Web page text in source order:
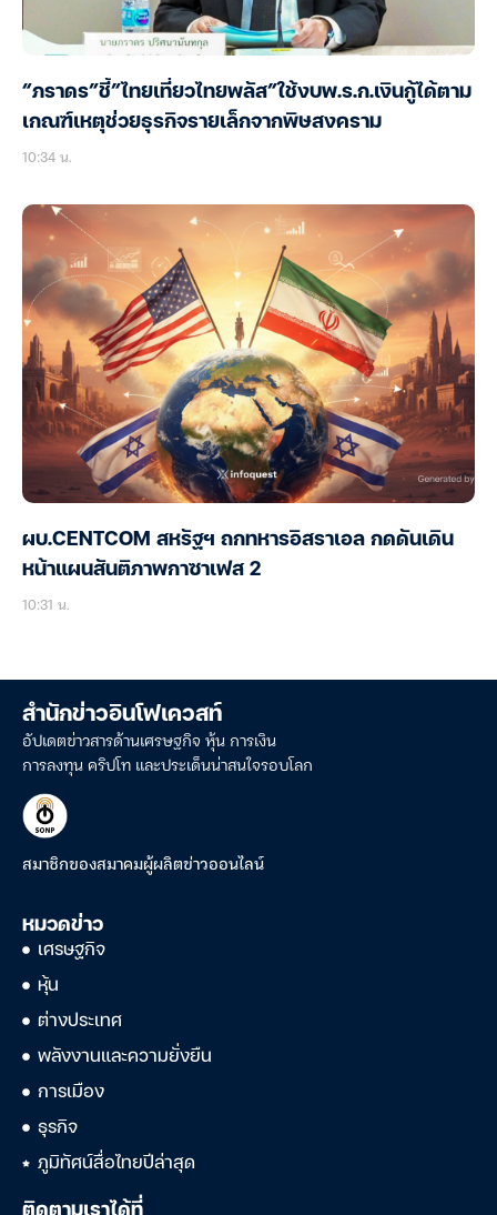
“ภราดร”ชี้”ไทยเที่ยวไทยพลัส”ใช้งบพ.ร.ก.เงินกู้ได้ตาม
เกณฑ์เหตุช่วยธุรกิจรายเล็กจากพิษสงคราม
10:34 น.
ผบ.CENTCOM สหรัฐฯ ถกทหารอิสราเอล กดดันเดิน
หน้าแผนสันติภาพกาซาเฟส 2
10:31 น.
สำนักข่าวอินโฟเควสท์
อัปเดตข่าวสารด้านเศรษฐกิจ หุ้น การเงิน
การลงทุน คริปโท และประเด็นน่าสนใจรอบโลก
สมาชิกของสมาคมผู้ผลิตข่าวออนไลน์
หมวดข่าว
เศรษฐกิจ
หุ้น
ต่างประเทศ
พลังงานและความยั่งยืน
การเมือง
ธุรกิจ
ภูมิทัศน์สื่อไทยปีล่าสุด
ติดตามเราได้ที่